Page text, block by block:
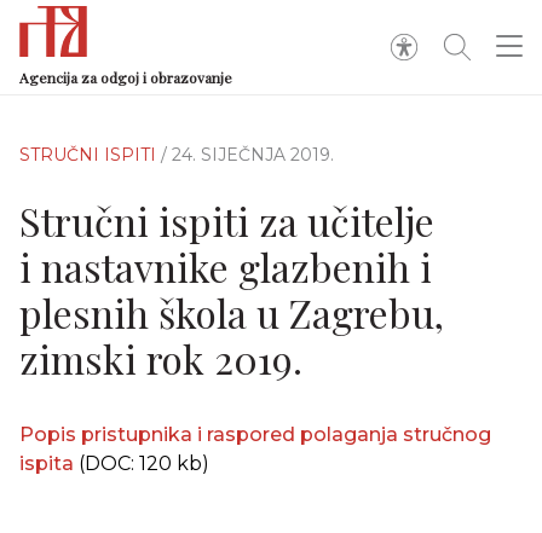
Agencija za odgoj i obrazovanje
STRUČNI ISPITI / 24. SIJEČNJA 2019.
Stručni ispiti za učitelje
i nastavnike glazbenih i
plesnih škola u Zagrebu,
zimski rok 2019.
Popis pristupnika i raspored polaganja stručnog
ispita (DOC: 120 kb)